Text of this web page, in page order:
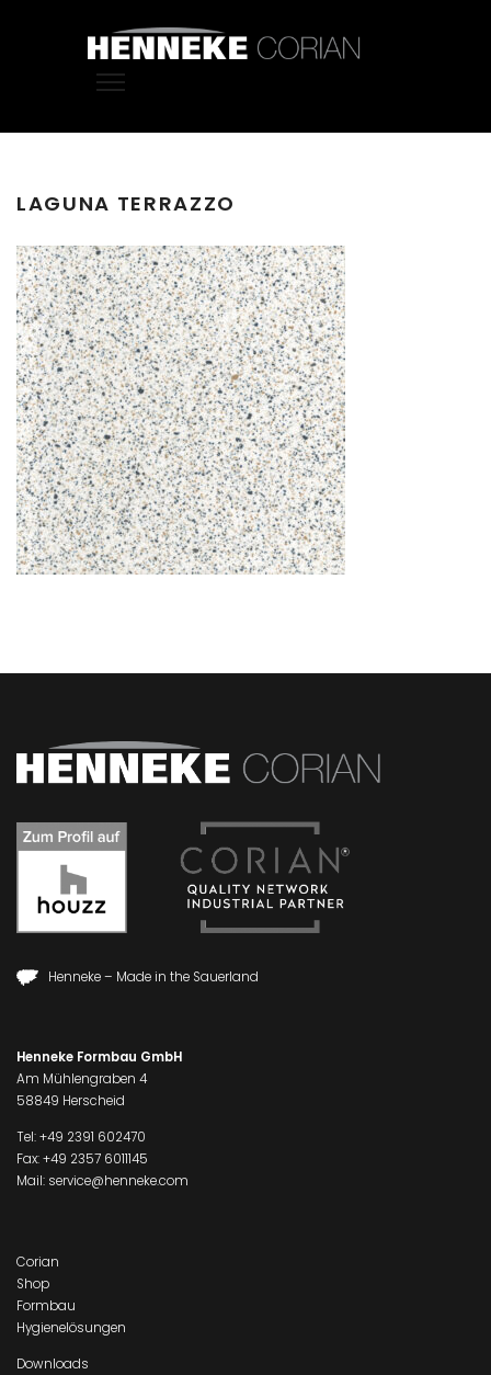
LAGUNA TERRAZZO
Henneke – Made in the Sauerland
Henneke Formbau GmbH
Am Mühlengraben 4
58849 Herscheid
Tel:+49 2391 602470
Fax: +49 2357 6011145
Mail: service@henneke.com
Corian
Shop
Formbau
Hygienelösungen
Downloads